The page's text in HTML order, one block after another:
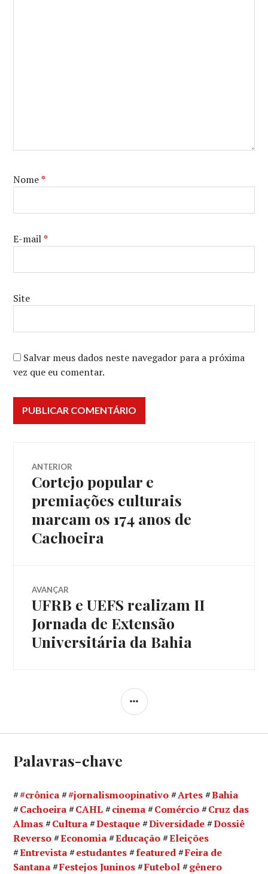
Nome*
E-mail*
Site
Salvar meus dados neste navegador para a próxima
vez que eu comentar.
Navegação
de
Post
ANTERIOR
Post
anterior:
Cortejo popular e
premiações culturais
marcam os 174 anos de
Cachoeira
AVANÇAR
Próximo
UFRB e UEFS realizam II
Jornada de Extensão
Universitária da Bahia
LATERAL
Palavras-chave
#crônica #jornalismoopinativo Artes
Bahia
Cachoeira
CAHL cinema Comércio
Cruz das
Almas
Cultura Destaque Diversidade
Dossiê
Reverso
Economia Educação
Eleições
Entrevista
estudantes featured
Feira de
Santana
Festejos Juninos Futebol gênero